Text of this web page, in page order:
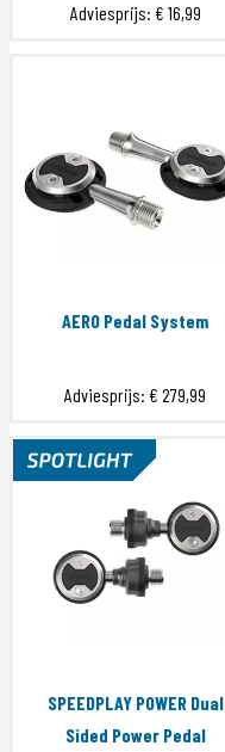
Adviesprijs: € 16,99
AERO Pedal System
Adviesprijs: € 279,99
SPEEDPLAY POWER Dual
Sided Power Pedal